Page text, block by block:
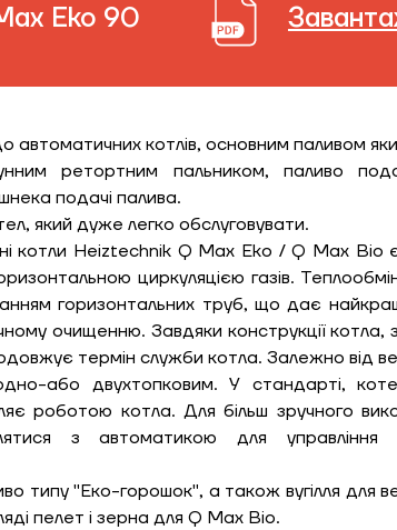
Eko 90
автоматичних котлів, основним паливом
ретортним пальником, паливо
подачі палива.
який дуже легко обслуговувати.
котли Heiztechnik Q Max Eko / Q Max Bio є
циркуляцією газів.
горизонтальних труб, що дає
очищенню. Завдяки конструкції котла,
термін служби котла. Залежно від
або двухтопковим. У стандарті,
роботою котла. Для більш зручного
з автоматикою для управління
типу "Еко-горошок", а також вугілля для
пелет і зерна для Q Max Bio.